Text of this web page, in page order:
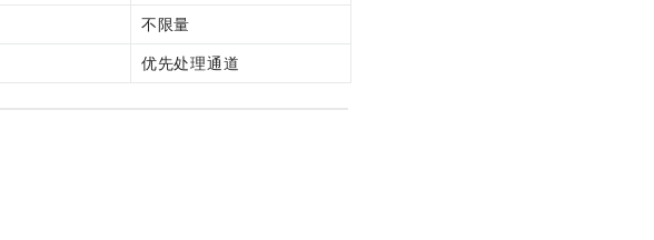
不限量
优先处理通道